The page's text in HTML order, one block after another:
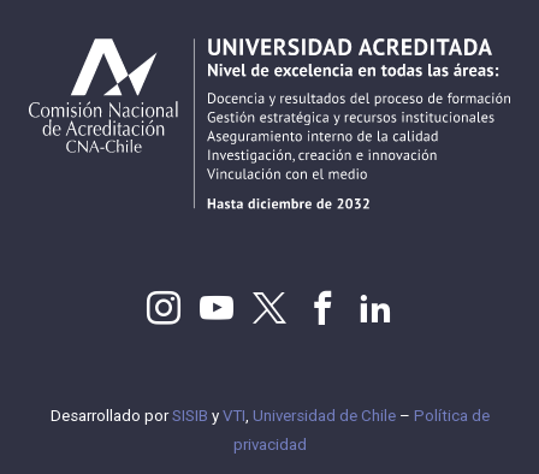
Desarrollado porSISIB y VTI Universidad de Chile– Política de
privacidad